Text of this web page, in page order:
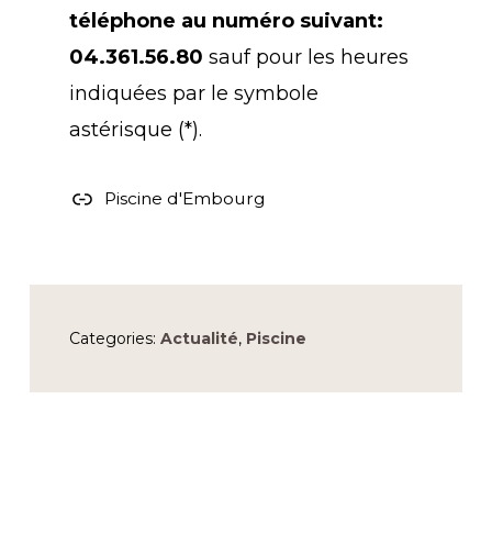
téléphone au numéro suivant:
04.361.56.80 sauf pour les heures
indiquées par le symbole
astérisque (*).
Piscine d'Embourg
Categories: Actualité, Piscine